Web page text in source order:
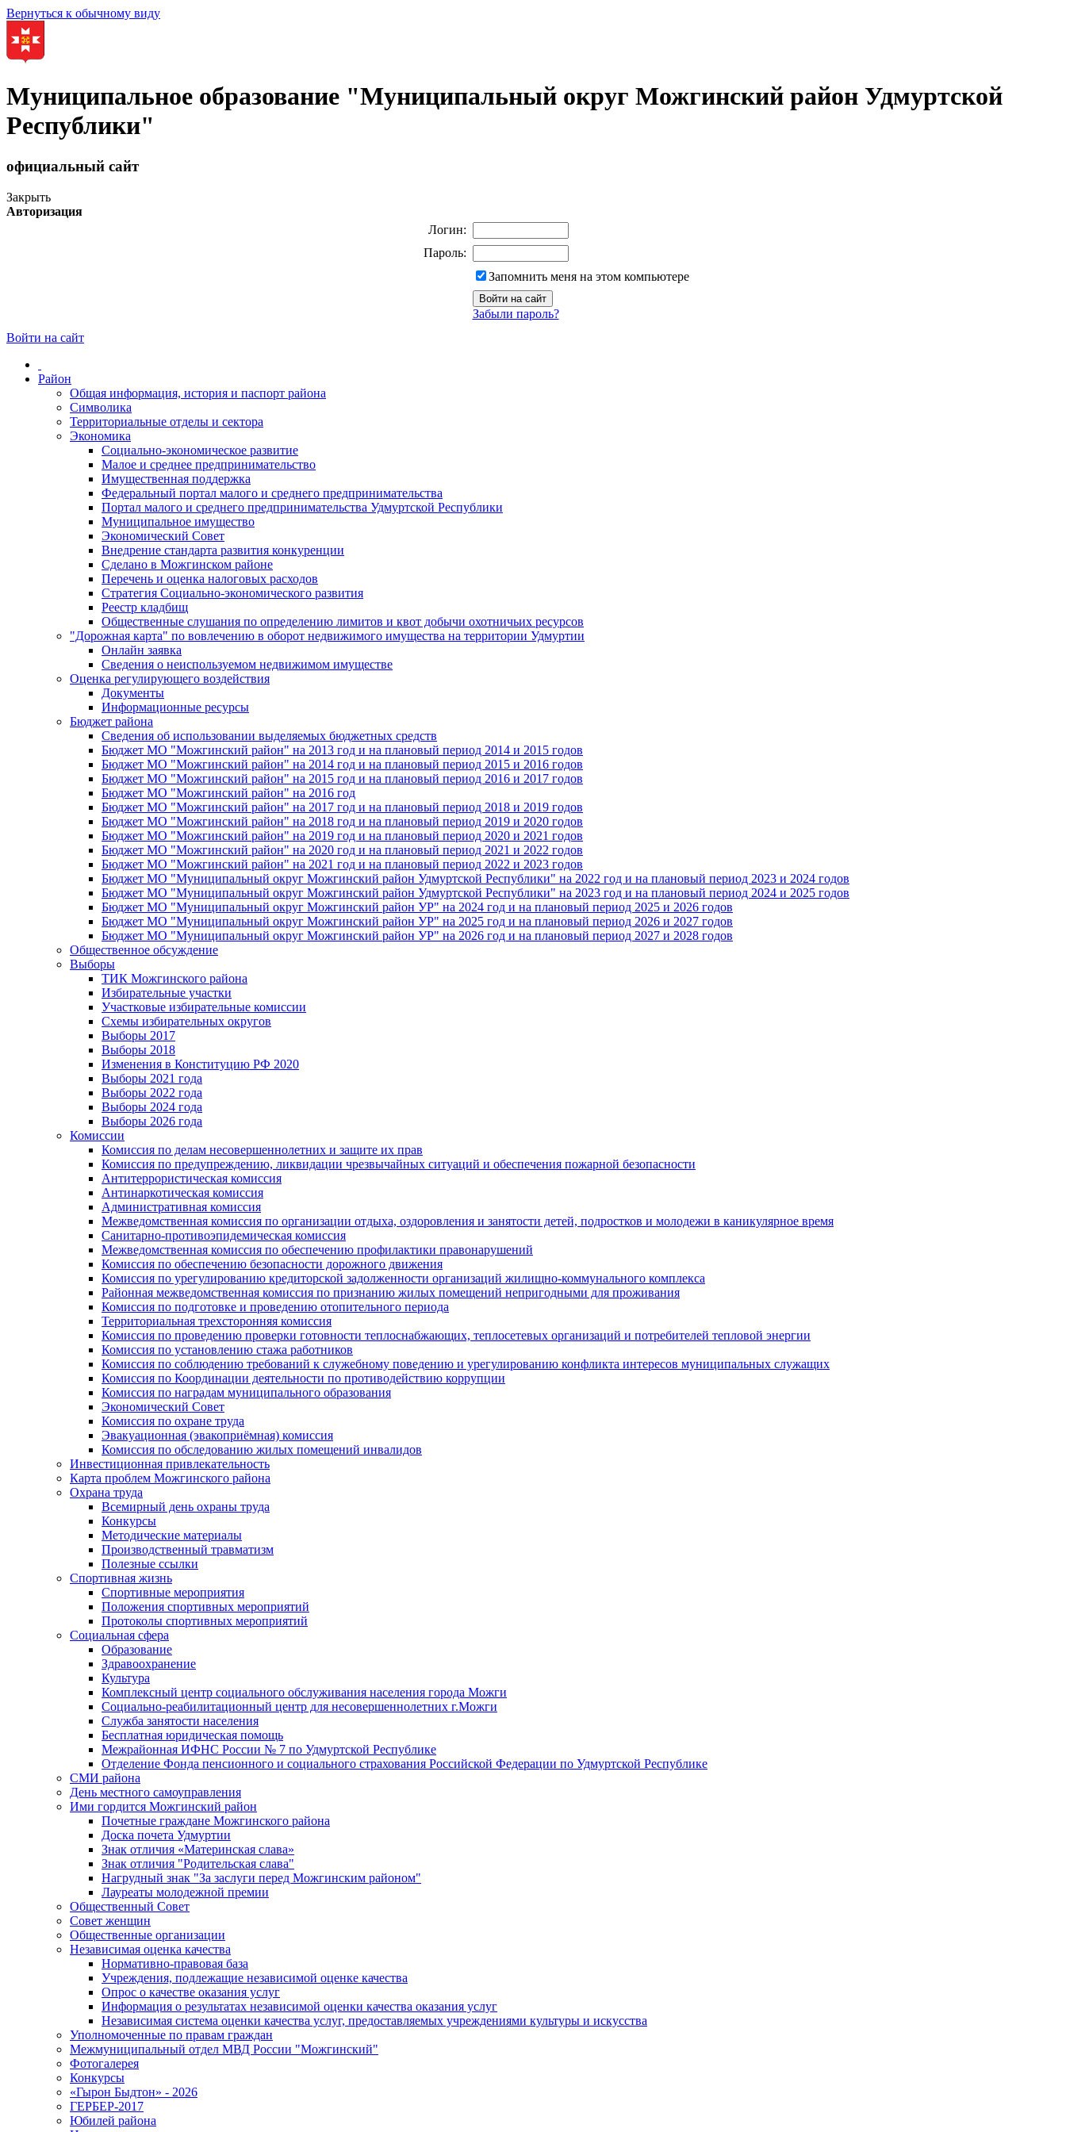
Вернуться к обычному виду
Муниципальное образование "Муниципальный округ Можгинский район Удмуртской
Республики"
официальный сайт
Закрыть
Авторизация
Логин:
Пароль:
Запомнить меня на этом компьютере
Забыли пароль?
Войти на сайт
Район
Общая информация, история и паспорт района
Символика
Территориальные отделы и сектора
Экономика
Социально-экономическое развитие
Малое и среднее предпринимательство
Имущественная поддержка
Федеральный портал малого и среднего предпринимательства
Портал малого и среднего предпринимательства Удмуртской Республики
Муниципальное имущество
Экономический Совет
Внедрение стандарта развития конкуренции
Сделано в Можгинском районе
Перечень и оценка налоговых расходов
Стратегия Социально-экономического развития
Реестр кладбищ
Общественные слушания по определению лимитов и квот добычи охотничьих ресурсов
"Дорожная карта" по вовлечению в оборот недвижимого имущества на территории Удмуртии
Онлайн заявка
Сведения о неиспользуемом недвижимом имуществе
Оценка регулирующего воздействия
Документы
Информационные ресурсы
Бюджет района
Сведения об использовании выделяемых бюджетных средств
Бюджет МО "Можгинский район" на 2013 год и на плановый период 2014 и 2015 годов
Бюджет МО "Можгинский район" на 2014 год и на плановый период 2015 и 2016 годов
Бюджет МО "Можгинский район" на 2015 год и на плановый период 2016 и 2017 годов
Бюджет МО "Можгинский район" на 2016 год
Бюджет МО "Можгинский район" на 2017 год и на плановый период 2018 и 2019 годов
Бюджет МО "Можгинский район" на 2018 год и на плановый период 2019 и 2020 годов
Бюджет МО "Можгинский район" на 2019 год и на плановый период 2020 и 2021 годов
Бюджет МО "Можгинский район" на 2020 год и на плановый период 2021 и 2022 годов
Бюджет МО "Можгинский район" на 2021 год и на плановый период 2022 и 2023 годов
Бюджет МО "Муниципальный округ Можгинский район Удмуртской Республики" на 2022 год и на плановый период 2023 и 2024 годов
Бюджет МО "Муниципальный округ Можгинский район Удмуртской Республики" на 2023 год и на плановый период 2024 и 2025 годов
Бюджет МО "Муниципальный округ Можгинский район УР" на 2024 год и на плановый период 2025 и 2026 годов
Бюджет МО "Муниципальный округ Можгинский район УР" на 2025 год и на плановый период 2026 и 2027 годов
Бюджет МО "Муниципальный округ Можгинский район УР" на 2026 год и на плановый период 2027 и 2028 годов
Общественное обсуждение
Выборы
ТИК Можгинского района
Избирательные участки
Участковые избирательные комиссии
Схемы избирательных округов
Выборы 2017
Выборы 2018
Изменения в Конституцию РФ 2020
Выборы 2021 года
Выборы 2022 года
Выборы 2024 года
Выборы 2026 года
Комиссии
Комиссия по делам несовершеннолетних и защите их прав
Комиссия по предупреждению, ликвидации чрезвычайных ситуаций и обеспечения пожарной безопасности
Антитеррористическая комиссия
Антинаркотическая комиссия
Административная комиссия
Межведомственная комиссия по организации отдыха, оздоровления и занятости детей, подростков и молодежи в каникулярное время
Санитарно-противоэпидемическая комиссия
Межведомственная комиссия по обеспечению профилактики правонарушений
Комиссия по обеспечению безопасности дорожного движения
Комиссия по урегулированию кредиторской задолженности организаций жилищно-коммунального комплекса
Районная межведомственная комиссия по признанию жилых помещений непригодными для проживания
Комиссия по подготовке и проведению отопительного периода
Территориальная трехсторонняя комиссия
Комиссия по проведению проверки готовности теплоснабжающих, теплосетевых организаций и потребителей тепловой энергии
Комиссия по установлению стажа работников
Комиссия по соблюдению требований к служебному поведению и урегулированию конфликта интересов муниципальных служащих
Комиссия по Координации деятельности по противодействию коррупции
Комиссия по наградам муниципального образования
Экономический Совет
Комиссия по охране труда
Эвакуационная (эвакоприёмная) комиссия
Комиссия по обследованию жилых помещений инвалидов
Инвестиционная привлекательность
Карта проблем Можгинского района
Охрана труда
Всемирный день охраны труда
Конкурсы
Методические материалы
Производственный травматизм
Полезные ссылки
Спортивная жизнь
Спортивные мероприятия
Положения спортивных мероприятий
Протоколы спортивных мероприятий
Социальная сфера
Образование
Здравоохранение
Культура
Комплексный центр социального обслуживания населения города Можги
Социально-реабилитационный центр для несовершеннолетних г.Можги
Служба занятости населения
Бесплатная юридическая помощь
Межрайонная ИФНС России № 7 по Удмуртской Республике
Отделение Фонда пенсионного и социального страхования Российской Федерации по Удмуртской Республике
СМИ района
День местного самоуправления
Ими гордится Можгинский район
Почетные граждане Можгинского района
Доска почета Удмуртии
Знак отличия «Материнская слава»
Знак отличия "Родительская слава"
Нагрудный знак "За заслуги перед Можгинским районом"
Лауреаты молодежной премии
Общественный Совет
Совет женщин
Общественные организации
Независимая оценка качества
Нормативно-правовая база
Учреждения, подлежащие независимой оценке качества
Опрос о качестве оказания услуг
Информация о результатах независимой оценки качества оказания услуг
Независимая система оценки качества услуг, предоставляемых учреждениями культуры и искусства
Уполномоченные по правам граждан
Межмуниципальный отдел МВД России "Можгинский"
Фотогалерея
Конкурсы
«Гырон Быдтон» - 2026
ГЕРБЕР-2017
Юбилей района